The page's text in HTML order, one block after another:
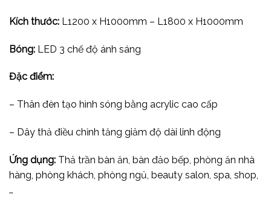
Kích thước: L1200 x H1000mm – L1800 x H1000mm
Bóng: LED 3 chế độ ánh sáng
Đặc điểm:
– Thân đèn tạo hình sóng bằng acrylic cao cấp
– Dây thả điều chỉnh tăng giảm độ dài linh động
Ứng dụng: Thả trần bàn ăn, bàn đảo bếp, phòng ăn nhà
hàng, phòng khách, phòng ngủ, beauty salon, spa, shop,
…